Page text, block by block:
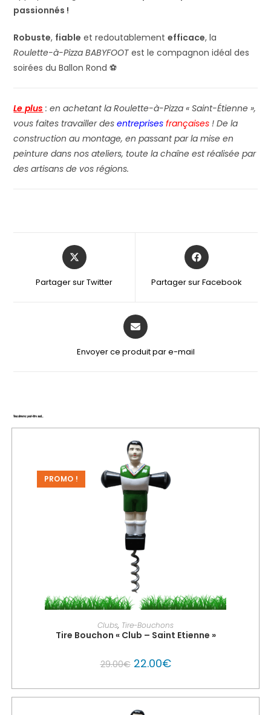
passionnés !
Robuste, fiable et redoutablementefficace, la
Roulette-à-Pizza BABYFOOT est le compagnon idéal des
soirées du Ballon Rond ⚽
Le plus : en achetant la Roulette-à-Pizza « Saint-Étienne »,
vous faites travailler desentreprises françaises ! De la
construction au montage, en passant par la mise en
peinture dans nos ateliers, toute la chaîne est réalisée par
des artisans de vos régions.
Partager sur Twitter Partager sur Facebook
Envoyer ce produit par e-mail
Vous aimerez peut-être aussi…
PROMO !
PERSONNALISER MON GLOUTON
Clubs, Tire-Bouchons
Tire Bouchon « Club – Saint Etienne »
29.00€ 22.00€